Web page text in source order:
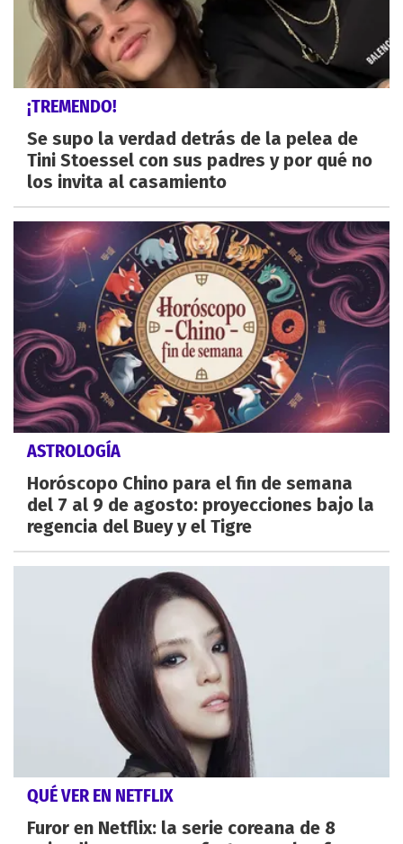
¡TREMENDO!
Se supo la verdad detrás de la pelea de
Tini Stoessel con sus padres y por qué no
los invita al casamiento
ASTROLOGÍA
Horóscopo Chino para el fin de semana
del 7 al 9 de agosto: proyecciones bajo la
regencia del Buey y el Tigre
QUÉ VER EN NETFLIX
Furor en Netflix: la serie coreana de 8